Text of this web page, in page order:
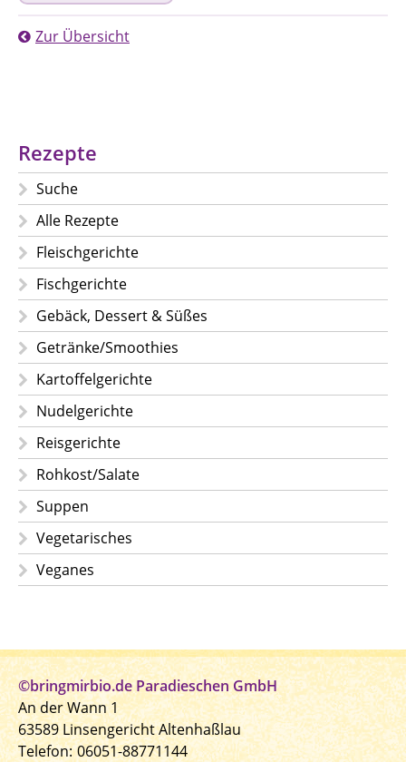
Zur Übersicht
Rezepte
Suche
Alle Rezepte
Fleischgerichte
Fischgerichte
Gebäck, Dessert & Süßes
Getränke/Smoothies
Kartoffelgerichte
Nudelgerichte
Reisgerichte
Rohkost/Salate
Suppen
Vegetarisches
Veganes
©bringmirbio.de Paradieschen GmbH
An der Wann 1
63589 Linsengericht Altenhaßlau
Telefon: 06051-88771144